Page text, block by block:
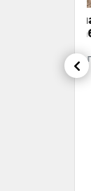
барчаси